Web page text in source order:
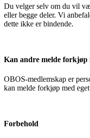
Du velger selv om du vil
eller begge deler. Vi
dette ikke er bindende.
Kan andre melde forkjøp
OBOS-medlemskap er
kan melde forkjøp med
Forbehold